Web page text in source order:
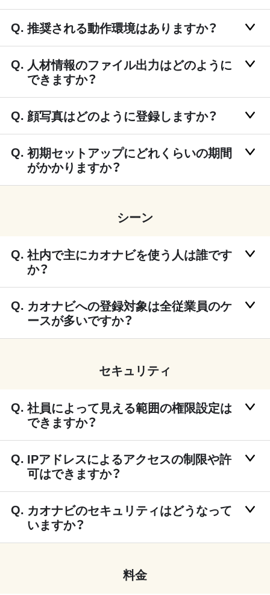
推奨される動作環境はありますか？
人材情報のファイル出力はどのように
できますか？
顔写真はどのように登録しますか？
初期セットアップにどれくらいの期間
がかかりますか？
シーン
社内で主にカオナビを使う人は誰です
か？
カオナビへの登録対象は全従業員のケ
ースが多いですか？
セキュリティ
社員によって見える範囲の権限設定は
できますか？
IPアドレスによるアクセスの制限や許
可はできますか？
カオナビのセキュリティはどうなって
いますか？
料金